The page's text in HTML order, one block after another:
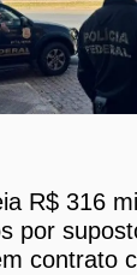
R$ 316
por
contrato